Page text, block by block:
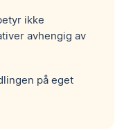
ikke
avhengig av
på eget